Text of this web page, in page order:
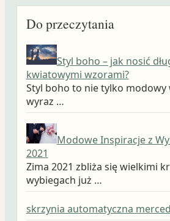
Do przeczytania
Styl boho – jak nosić
kwiatowymi wzorami?
Styl boho to nie tylko modowy
wyraz …
Modowe Inspiracje z
2021
Zima 2021 zbliża się wielkimi
wybiegach już …
skrzynia automatyczna